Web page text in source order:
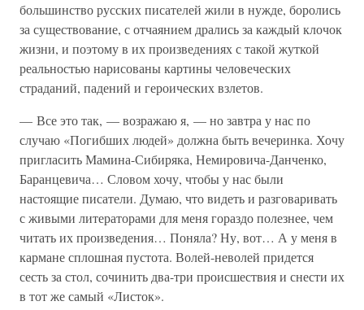
большинство русских писателей жили в нужде, боролись
за существование, с отчаянием дрались за каждый клочок
жизни, и поэтому в их произведениях с такой жуткой
реальностью нарисованы картины человеческих
страданий, падений и героических взлетов.
— Все это так, — возражаю я, — но завтра у нас по
случаю «Погибших людей» должна быть вечеринка. Хочу
пригласить Мамина-Сибиряка, Немировича-Данченко,
Баранцевича… Словом хочу, чтобы у нас были
настоящие писатели. Думаю, что видеть и разговаривать
с живыми литераторами для меня гораздо полезнее, чем
читать их произведения… Поняла? Ну, вот… А у меня в
кармане сплошная пустота. Волей-неволей придется
сесть за стол, сочинить два-три происшествия и снести их
в тот же самый «Листок».